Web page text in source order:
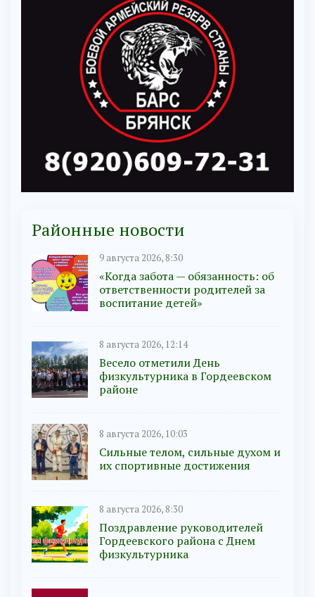
Районные новости
9 августа 2026, 8:30
«Когда забота — обязанность: об
ответственности родителей за
воспитание детей»
8 августа 2026, 12:14
Весело отметили День
физкультурника в Гордеевском
районе
8 августа 2026, 10:03
Сильные телом, сильные духом и
их спортивные достижения
8 августа 2026, 8:30
Поздравление руководителей
Гордеевского района с Днем
физкультурника